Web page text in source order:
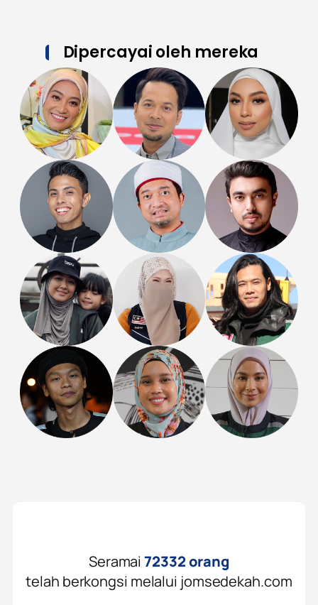
Dipercayai oleh mereka
Seramai72332 orang
telah berkongsi melalui jomsedekah.com